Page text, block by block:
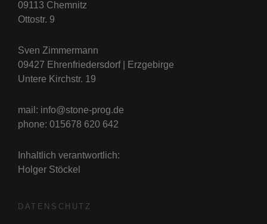
09113 Chemnitz
Ottostr. 9
Sven Zimmermann
09427 Ehrenfriedersdorf | Erzgebirge
Untere Kirchstr. 19
mail: info@stone-prog.de
phone: 015678 620 642
Inhaltlich verantwortlich:
Holger Stöckel
DATENSCHUTZ